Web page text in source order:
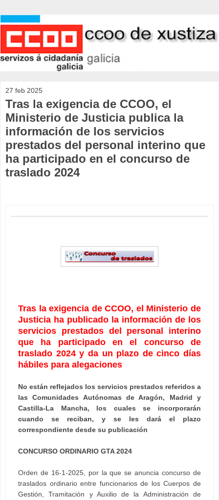
27 feb 2025
Tras la exigencia de CCOO, el
Ministerio de Justicia publica la
información de los servicios
prestados del personal interino que
ha participado en el concurso de
traslado 2024
Tras la exigencia de CCOO, el Ministerio de
Justicia ha publicado la información de los
servicios prestados del personal interino
que ha participado en el concurso de
traslado 2024 y da un plazo de cinco días
hábiles para alegaciones
No están reflejados los servicios prestados referidos a
las Comunidades Autónomas de Aragón, Madrid y
Castilla-La Mancha, los cuales se incorporarán
cuando se reciban, y se les dará el plazo
correspondiente desde su publicación
CONCURSO ORDINARIO GTA 2024
Orden de 16-1-2025, por la que se anuncia concurso de
traslados ordinario entre funcionarios de los Cuerpos de
Gestión, Tramitación y Auxilio de la Administración de